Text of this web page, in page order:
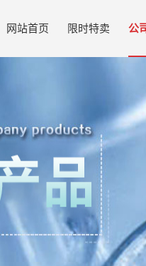
网站首页 限时特卖 公